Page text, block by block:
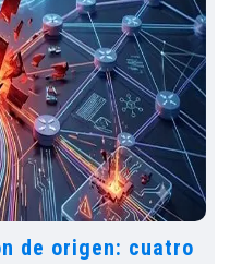
de origen: cuatro